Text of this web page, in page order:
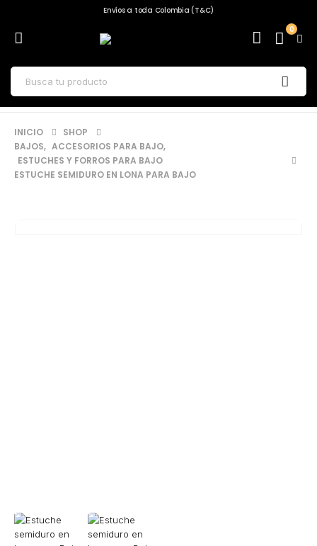
Envíos a toda Colombia (T&C)
0
INICIO
SHOP
BAJOS, ACCESORIOS PARA BAJO,
ESTUCHES Y FORROS PARA BAJO
ESTUCHE SEMIDURO EN LONA PARA BAJO